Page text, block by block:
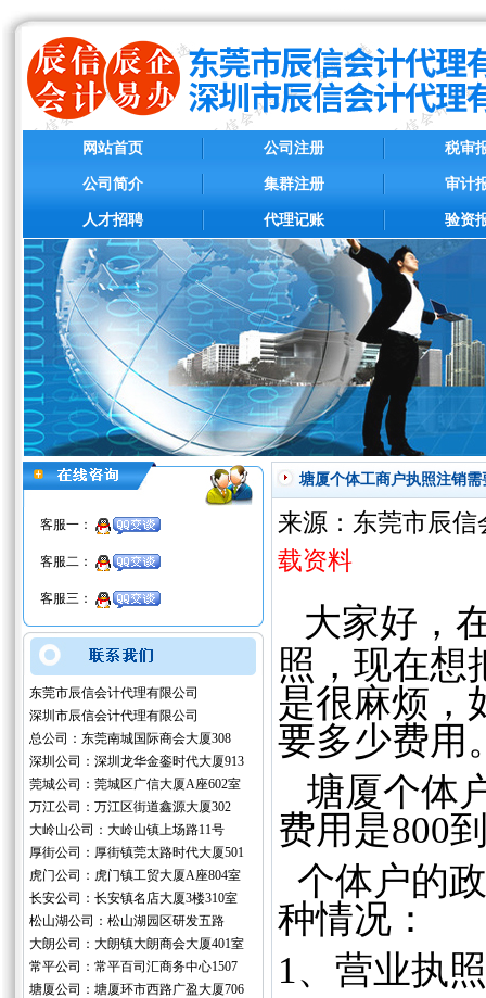
网站首页
公司简介
人才招聘
公司注册
集群注册
代理记账
税审
审计
验资
客服一：
客服二：
客服三：
东莞市辰信会计代理有限公司
深圳市辰信会计代理有限公司
总公司：东莞南城国际商会大厦308
深圳公司：深圳龙华金銮时代大厦913
莞城公司：莞城区广信大厦A座602室
万江公司：万江区街道鑫源大厦302
大岭山公司：大岭山镇上场路11号
厚街公司：厚街镇莞太路时代大厦501
虎门公司：虎门镇工贸大厦A座804室
长安公司：长安镇名店大厦3楼310室
松山湖公司：松山湖园区研发五路
大朗公司：大朗镇大朗商会大厦401室
常平公司：常平百司汇商务中心1507
塘厦公司：塘厦环市西路广盈大厦706
塘厦个体工商户执照注销
来源：东莞市辰
载资料
大家好，
照，现在想
是很麻烦，
要多少费用
塘厦个体
费用是800
个体户的
种情况：
1、营业执